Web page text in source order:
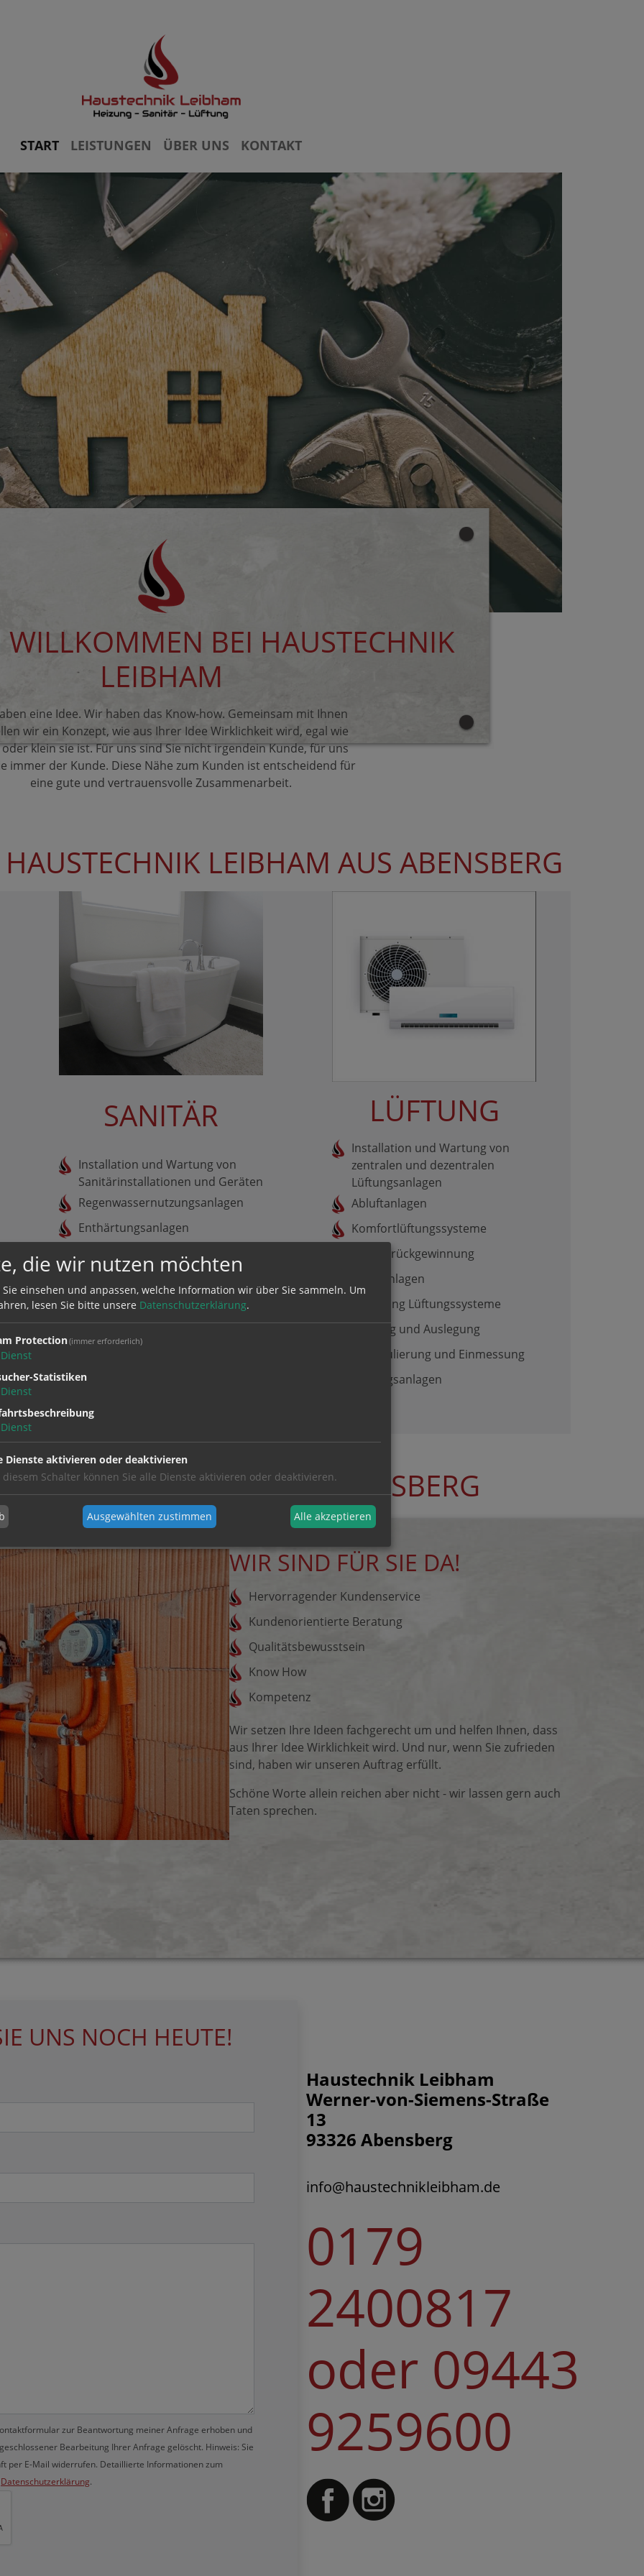
START LEISTUNGEN ÜBER UNS KONTAKT
WILLKOMMEN BEI HAUSTECHNIK
LEIBHAM
eine Idee. Wir haben das Know-how. Gemein­sam mit Ihnen
wir ein Kon­zept, wie aus Ihrer Idee Wirk­lich­keit wird, egal wie
klein sie ist. Für uns sind Sie nicht irgendein Kunde, für uns
immer der Kunde. Diese Nähe zum Kunden ist ent­schei­dend für
eine gute und ver­trau­ens­volle Zu­sam­menarbeit.
LEIBHAM AUS ABENSBERG
SANITÄR
Installation und Wartung von
Sanitärinstallationen und Geräten
Regenwassernutzungsanlagen
Enthärtungsanlagen
Bäder Neubau und Umbau
Badsanierung auch gerne durch
eine Hand, mit unseren Partnern)
LÜFTUNG
Installation und Wartung von
zentralen und dezentralen
Lüftungsanlagen
Abluftanlagen
Komfortlüftungssysteme
Wärmerückgewinnung
Klimaanlagen
Reinigung Lüftungssysteme
Planung und Auslegung
Einregulierung und Einmessung
Lüftungsanlagen
LEIBHAM AUS ABENSBERG
WIR SIND FÜR SIE DA!
Hervorragender Kundenservice
Kundenorientierte Beratung
Qualitätsbewusstsein
Know How
Kompetenz
Wir setzen Ihre Ideen fach­gerecht um und helfen Ihnen, dass
aus Ihrer Idee Wirk­lich­keit wird. Und nur, wenn Sie zufrie­den
sind, haben wir unseren Auftrag erfüllt.
Schöne Worte allein reichen aber nicht - wir lassen gern auch
Taten sprechen.
UNS NOCH HEUTE!
zur Beantwortung meiner Anfrage erhoben und
Bearbeitung Ihrer Anfrage gelöscht. Hinweis: Sie
per E-Mail widerrufen. Detaillierte Informationen zum
Datenschutzerklärung.
Haustechnik Leibham
Werner-von-Siemens-Straße
13
93326 Abensberg
info@haustechnikleibham.de
0179
2400817
oder 09443
9259600
die wir nutzen möchten
einsehen und anpassen, welche Information wir über Sie sammeln. Um
lesen Sie bitte unsere Datenschutzerklärung.
Protection(immer erforderlich)
Dienst
Statistiken
Dienst
Dienst
Dienste aktivieren oder deaktivieren
Schalter können Sie alle Dienste aktivieren oder deaktivieren.
Ausgewählten zustimmen Alle akzeptieren